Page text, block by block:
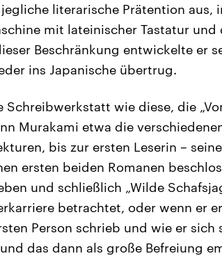
literarische Prätention aus,
mit lateinischer Tastatur und
Beschränkung entwickelte er
ins Japanische übertrug.
Schreibwerkstatt wie diese, die
Murakami etwa die
bis zur ersten Leserin –
ersten beiden Romanen
und schließlich „Wilde
betrachtet, oder wenn er
Person schrieb und wie er
das dann als große Befreiung